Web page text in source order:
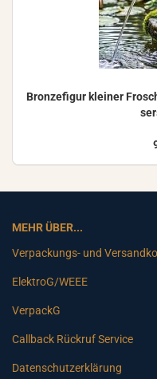
Bron­ze­fi­gur klei­ner
MEHR ÜBER...
Verpackungs- und
ElektroG/WEEE
VerpackG
Callback Rückruf Service
Datenschutzerklärung